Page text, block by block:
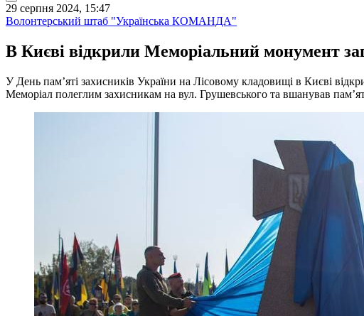
29 серпня 2024, 15:47
Волонтерський штаб "Українська КОМАНДА"
В Києві відкрили Меморіальний монумент
У День пам’яті захисників України на Лісовому кладовищі в Києві
Меморіал полеглим захисникам на вул. Грушевського та вшанував